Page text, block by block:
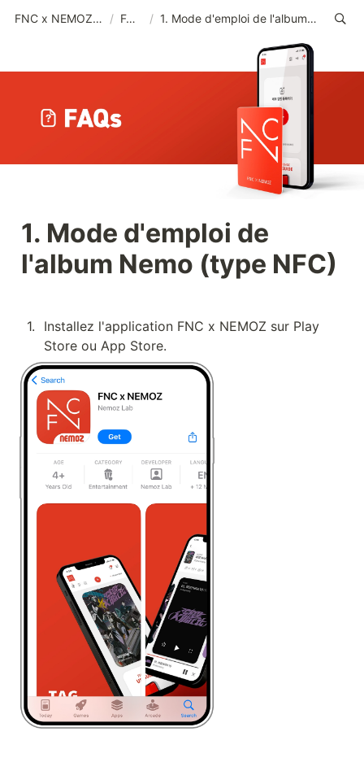
FNC x NEMOZ (FRA) / FAQs / 1. Mode d'emploi de l'album Nemo (type NFC)
1. Mode d'emploi de
l'album Nemo (type NFC)
1.
Installez l'application FNC x NEMOZ sur Play
Store ou App Store.